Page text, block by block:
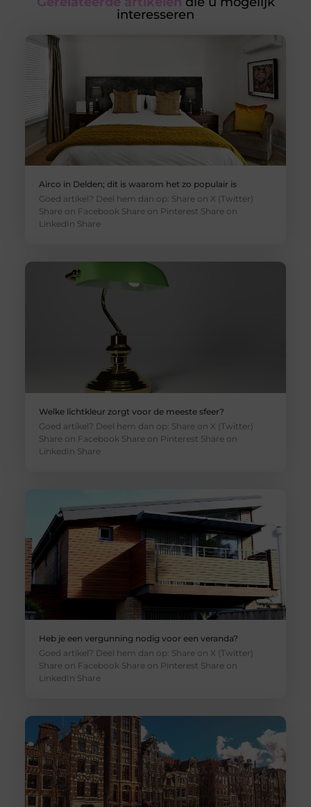
interesseren
Airco in Delden; dit is waarom het zo populair is
Goed artikel? Deel hem dan op: Share on X (Twitter)
Share on Facebook Share on Pinterest Share on
LinkedIn Share
Welke lichtkleur zorgt voor de meeste sfeer?
Goed artikel? Deel hem dan op: Share on X (Twitter)
Share on Facebook Share on Pinterest Share on
LinkedIn Share
Heb je een vergunning nodig voor een veranda?
Goed artikel? Deel hem dan op: Share on X (Twitter)
Share on Facebook Share on Pinterest Share on
LinkedIn Share